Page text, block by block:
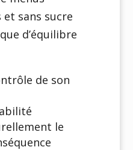
sans sucre
d’équilibre
de son
le